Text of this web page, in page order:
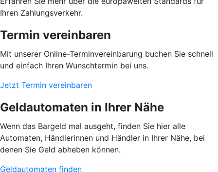
Ihren Zahlungsverkehr.
Termin vereinbaren
Mit unserer Online-Terminvereinbarung buchen Sie schnell
und einfach Ihren Wunschtermin bei uns.
Jetzt Termin vereinbaren
Geldautomaten in Ihrer Nähe
Wenn das Bargeld mal ausgeht, finden Sie hier alle
Automaten, Händlerinnen und Händler in Ihrer Nähe, bei
denen Sie Geld abheben können.
Geldautomaten finden